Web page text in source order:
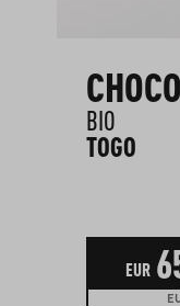
BIO
TOGO
EUR